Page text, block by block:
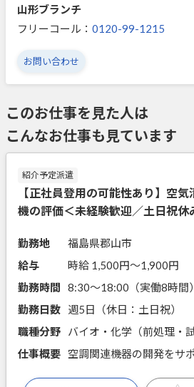
山形ブランチ
フリーコール： 0120-99-1215
お問い合わせ
このお仕事を見た人は
こんなお仕事も見ています
紹介予定派遣
【正社員登用の可能性あり】空気
機の評価＜未経験歓迎／土日祝休
勤務地
福島県郡山市
給与
時給 1,500円〜1,900円
勤務時間
8:30～18:00（実働8時間）
勤務日数
週5日（休日：土日祝）
職種分野
仕事概要